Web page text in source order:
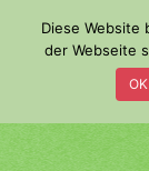
o
Diese Website
der Webseite
OK